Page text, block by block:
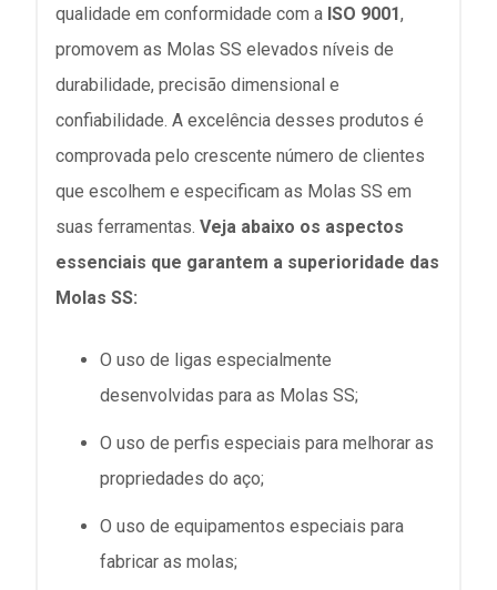
qualidade em conformidade com a ISO 9001,
promovem as Molas SS elevados níveis de
durabilidade, precisão dimensional e
confiabilidade. A excelência desses produtos é
comprovada pelo crescente número de clientes
que escolhem e especificam as Molas SS em
suas ferramentas. Veja abaixo os aspectos
essenciais que garantem a superioridade das
Molas SS:
O uso de ligas especialmente
desenvolvidas para as Molas SS;
O uso de perfis especiais para melhorar as
propriedades do aço;
O uso de equipamentos especiais para
fabricar as molas;